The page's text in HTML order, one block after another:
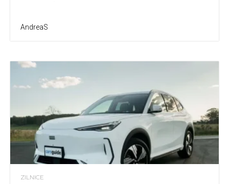
AndreaS
ZILNICE